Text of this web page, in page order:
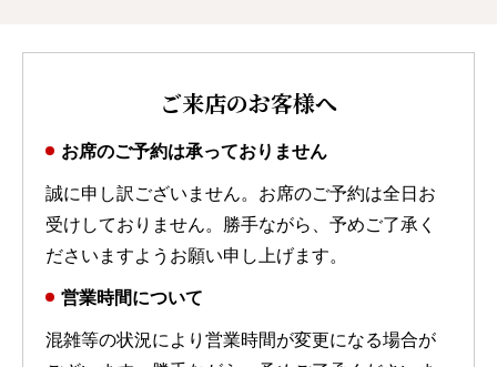
ご来店のお客様へ
お席のご予約は承っておりません
誠に申し訳ございません。お席のご予約は全日お
受けしておりません。勝手ながら、予めご了承く
ださいますようお願い申し上げます。
営業時間について
混雑等の状況により営業時間が変更になる場合が